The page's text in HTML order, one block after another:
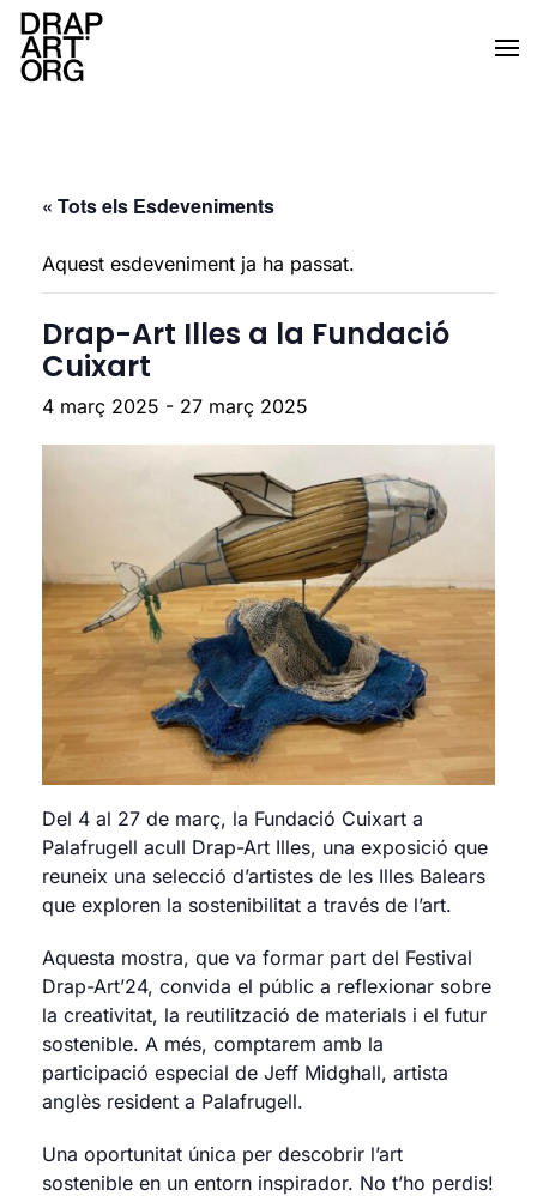
Skip to main content
« Tots els Esdeveniments
Aquest esdeveniment ja ha passat.
Drap-Art Illes a la Fundació
Cuixart
4 març 2025 - 27 març 2025
Del 4 al 27 de març, la Fundació Cuixart a
Palafrugell acull Drap-Art Illes, una exposició que
reuneix una selecció d’artistes de les Illes Balears
que exploren la sostenibilitat a través de l’art.
Aquesta mostra, que va formar part del Festival
Drap-Art’24, convida el públic a reflexionar sobre
la creativitat, la reutilització de materials i el futur
sostenible. A més, comptarem amb la
participació especial de Jeff Midghall, artista
anglès resident a Palafrugell.
Una oportunitat única per descobrir l’art
sostenible en un entorn inspirador. No t’ho perdis!